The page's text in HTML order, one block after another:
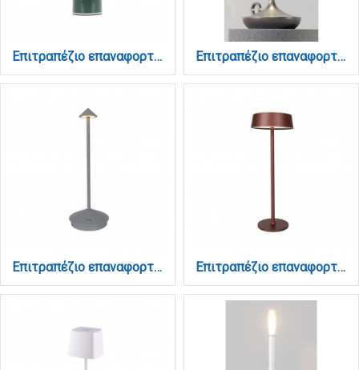
Επιτραπέζιο επαναφορτιζόμενο φωτιστικό 3000K σε πράσινη απόχρωση (3036-Green) Επιτραπέζιο επαναφορτιζόμενο φωτιστικό 3CCT σε ασημί απόχρωση (3067-silver)
Επιτραπέζιο επαναφορτιζόμενο φωτιστικό 3CCT σε γκρί απόχρωση (3031-Gray) Επιτραπέζιο επαναφορτιζόμενο φωτιστικό 3CCT σε καφέ απόχρωση (3030-Brown)